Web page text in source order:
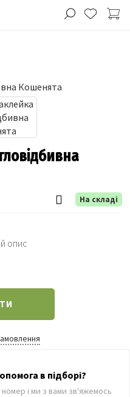
На складі
опис
в підборі?
і ми з вами зв'яжемось